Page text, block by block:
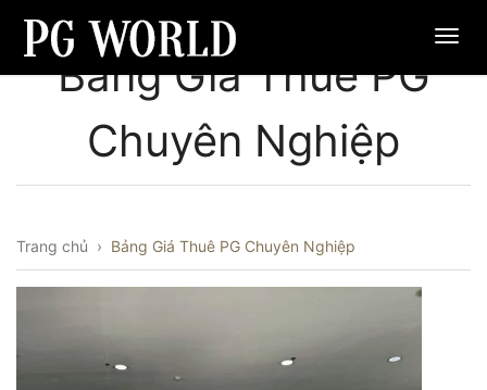
Bảng Giá Thuê PG
Chuyên Nghiệp
Trang chủ › Bảng Giá Thuê PG Chuyên Nghiệp